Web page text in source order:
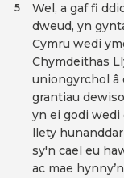
Wel, a gaf fi
dweud, yn
Cymru wedi
Chymdeithas
uniongyrchol â
grantiau
yn ei godi
llety
sy'n cael eu
ac mae
5